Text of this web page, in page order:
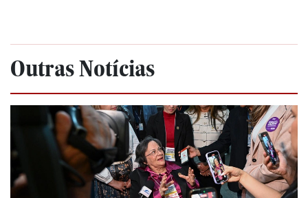
Outras Notícias